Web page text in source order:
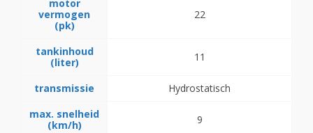
motor
vermogen
(pk)
22
tankinhoud
(liter)
11
transmissie
Hydrostatisch
max. snelheid
(km/h)
9